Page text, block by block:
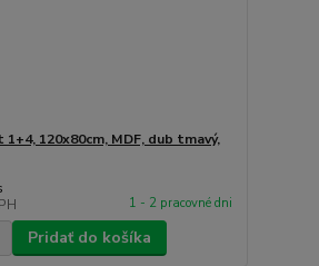
120x80cm, MDF, dub tmavý,
1 - 2 pracovné dni
Pridať do košíka